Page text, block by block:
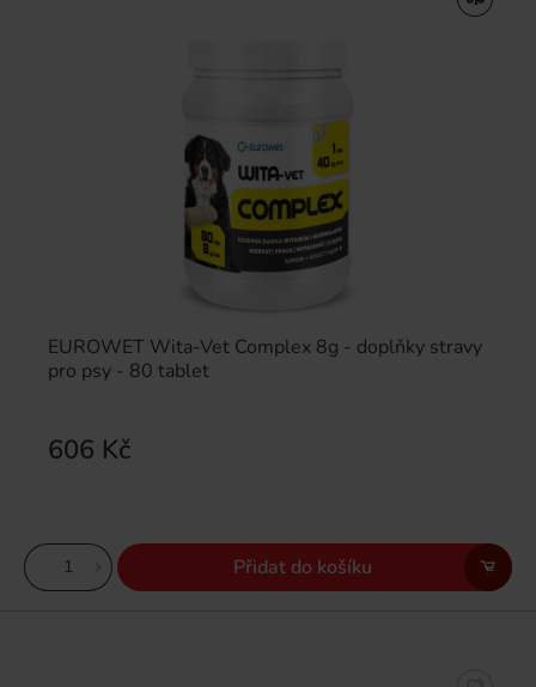
EUROWET Wita-Vet Complex 8g - doplňky stravy
pro psy - 80 tablet
606 Kč
Přidat do košíku